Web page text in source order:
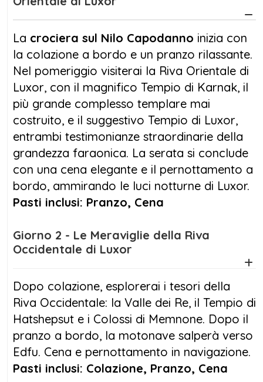
Il momento più speciale sarà senza dubbio il
Gran Cenone e la festa di fine anno, vissuti
direttamente sul Nilo: un’esperienza che
rende la tuacrociera sul Nilo Capodanno
davvero indimenticabile.
Sia che tu viaggi in coppia, con amici o in
famiglia, la
crociera sul Nilo Capodannoè
la scelta perfetta per accogliere il nuovo
anno tra storia, cultura e magia.
La crociera sul Nilo Capodanno inizia con
la colazione a bordo e un pranzo rilassante.
Nel pomeriggio visiterai la Riva Orientale di
Luxor, con il magnifico Tempio di Karnak, il
più grande complesso templare mai
costruito, e il suggestivo Tempio di Luxor,
entrambi testimonianze straordinarie della
grandezza faraonica. La serata si conclude
con una cena elegante e il pernottamento a
bordo, ammirando le luci notturne di Luxor.
Pasti inclusi: Pranzo, Cena
Giorno 2 - Le Meraviglie della Riva
Occidentale di Luxor
Dopo colazione, esplorerai i tesori della
Riva Occidentale: la Valle dei Re, il Tempio di
Hatshepsut e i Colossi di Memnone. Dopo il
pranzo a bordo, la motonave salperà verso
Edfu. Cena e pernottamento in navigazione.
Pasti inclusi: Colazione, Pranzo, Cena